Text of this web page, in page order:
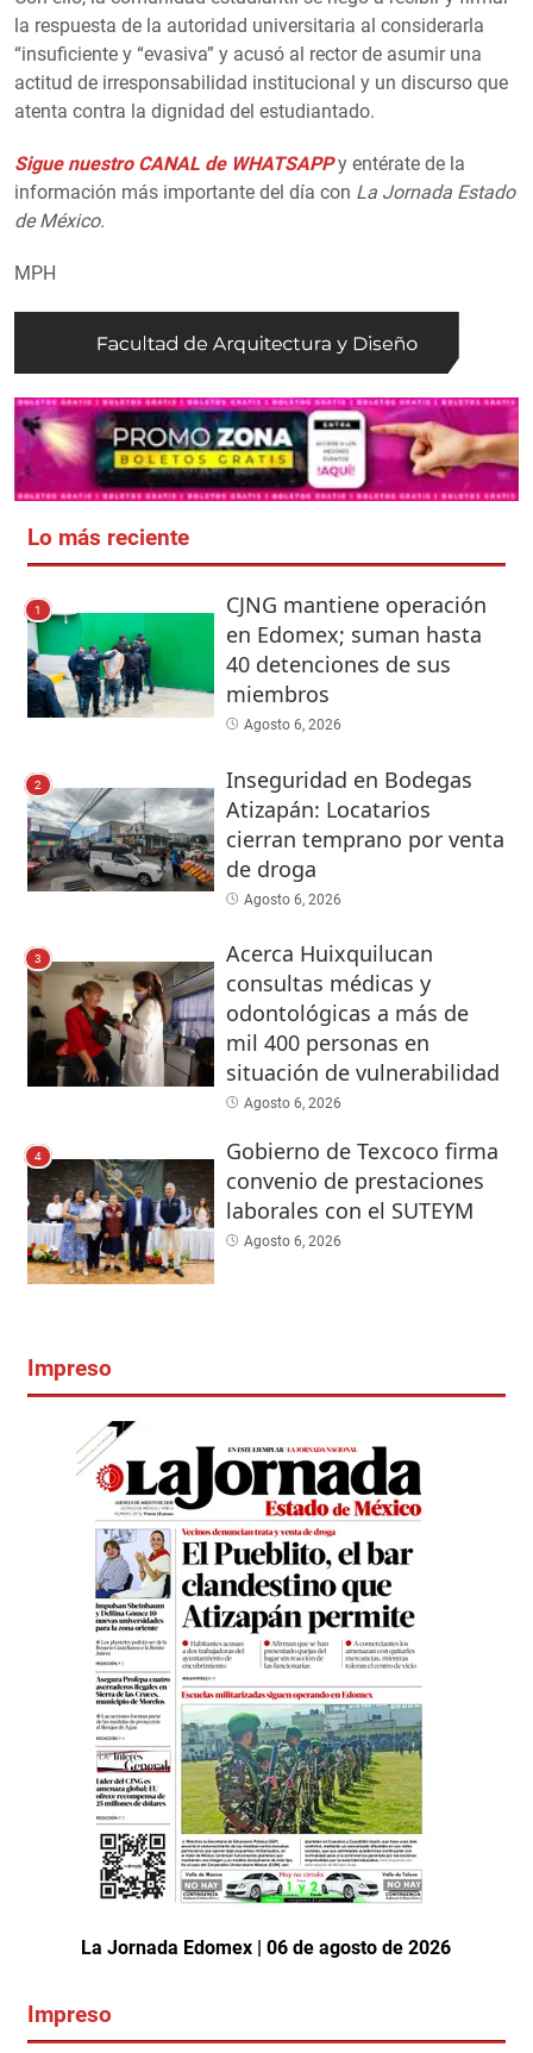
la respuesta de la autoridad universitaria al considerarla
“insuficiente y “evasiva” y acusó al rector de asumir una
actitud de irresponsabilidad institucional y un discurso que
atenta contra la dignidad del estudiantado.
Sigue nuestro CANAL de WHATSAPP y entérate de la
información más importante del día con La Jornada Estado
de México.
MPH
Lo más reciente
1
CJNG mantiene operación
en Edomex; suman hasta
40 detenciones de sus
miembros
Agosto 6, 2026
2
Inseguridad en Bodegas
Atizapán: Locatarios
cierran temprano por venta
de droga
Agosto 6, 2026
3
Acerca Huixquilucan
consultas médicas y
odontológicas a más de
mil 400 personas en
situación de vulnerabilidad
Agosto 6, 2026
4
Gobierno de Texcoco firma
convenio de prestaciones
laborales con el SUTEYM
Agosto 6, 2026
Impreso
La Jornada Edomex | 06 de agosto de 2026
Impreso